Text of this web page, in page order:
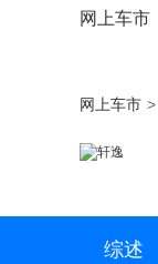
网上车市
网上车市 >
综述